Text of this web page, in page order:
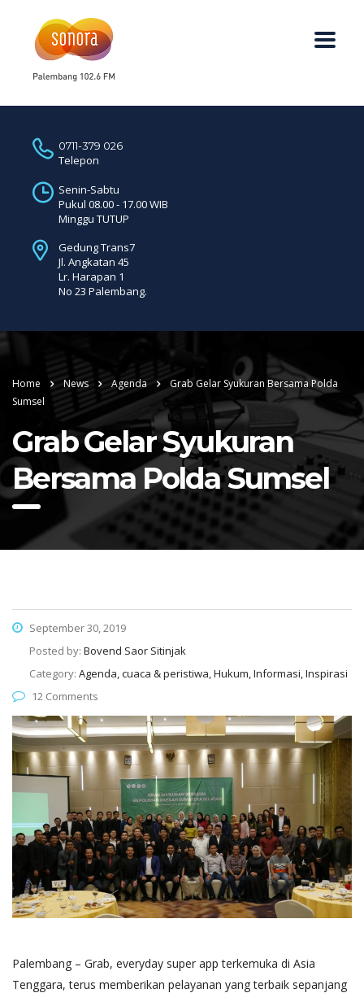
0711-379 026
Telepon
Senin-Sabtu
Pukul 08.00 - 17.00 WIB
Minggu TUTUP
Gedung Trans7
Jl. Angkatan 45
Lr. Harapan 1
No 23 Palembang.
Home News Agenda
Grab Gelar Syukuran Bersama Polda
Sumsel
Grab Gelar Syukuran
Bersama Polda Sumsel
September 30, 2019
Posted by: Bovend Saor Sitinjak
Category: Agenda, cuaca & peristiwa, Hukum, Informasi, Inspirasi
12 Comments
Palembang – Grab, everyday super app terkemuka di Asia
Tenggara, terus memberikan pelayanan yang terbaik sepanjang